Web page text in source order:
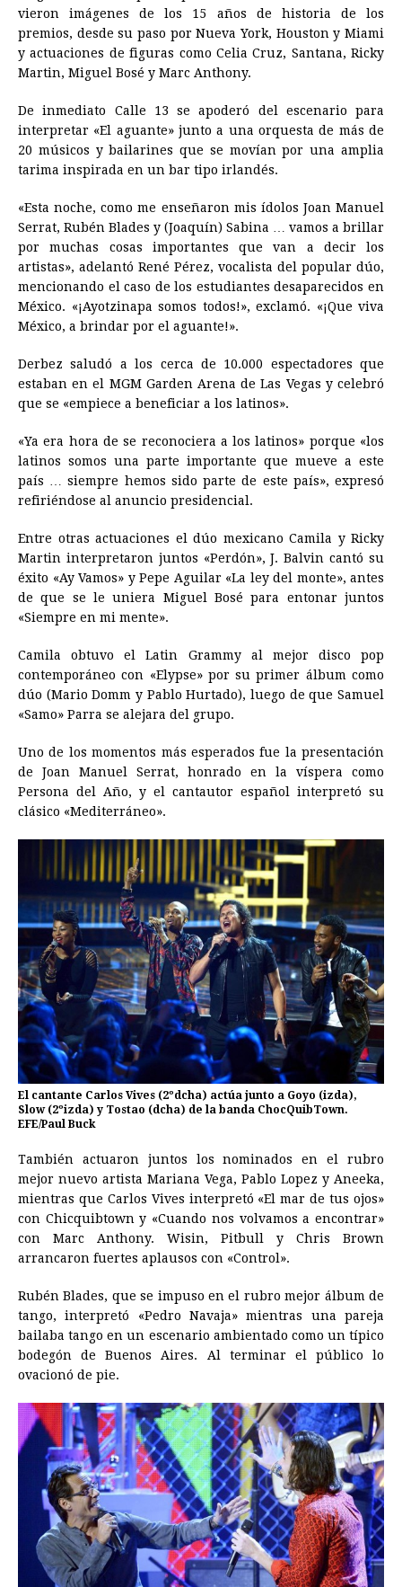
vieron imágenes de los 15 años de historia de los
premios, desde su paso por Nueva York, Houston y Miami
y actuaciones de figuras como Celia Cruz, Santana, Ricky
Martin, Miguel Bosé y Marc Anthony.
De inmediato Calle 13 se apoderó del escenario para
interpretar «El aguante» junto a una orquesta de más de
20 músicos y bailarines que se movían por una amplia
tarima inspirada en un bar tipo irlandés.
«Esta noche, como me enseñaron mis ídolos Joan Manuel
Serrat, Rubén Blades y (Joaquín) Sabina … vamos a brillar
por muchas cosas importantes que van a decir los
artistas», adelantó René Pérez, vocalista del popular dúo,
mencionando el caso de los estudiantes desaparecidos en
México. «¡Ayotzinapa somos todos!», exclamó. «¡Que viva
México, a brindar por el aguante!».
Derbez saludó a los cerca de 10.000 espectadores que
estaban en el MGM Garden Arena de Las Vegas y celebró
que se «empiece a beneficiar a los latinos».
«Ya era hora de se reconociera a los latinos» porque «los
latinos somos una parte importante que mueve a este
país … siempre hemos sido parte de este país», expresó
refiriéndose al anuncio presidencial.
Entre otras actuaciones el dúo mexicano Camila y Ricky
Martin interpretaron juntos «Perdón», J. Balvin cantó su
éxito «Ay Vamos» y Pepe Aguilar «La ley del monte», antes
de que se le uniera Miguel Bosé para entonar juntos
«Siempre en mi mente».
Camila obtuvo el Latin Grammy al mejor disco pop
contemporáneo con «Elypse» por su primer álbum como
dúo (Mario Domm y Pablo Hurtado), luego de que Samuel
«Samo» Parra se alejara del grupo.
Uno de los momentos más esperados fue la presentación
de Joan Manuel Serrat, honrado en la víspera como
Persona del Año, y el cantautor español interpretó su
clásico «Mediterráneo».
El cantante Carlos Vives (2ºdcha) actúa junto a Goyo (izda),
Slow (2ºizda) y Tostao (dcha) de la banda ChocQuibTown.
EFE/Paul Buck
También actuaron juntos los nominados en el rubro
mejor nuevo artista Mariana Vega, Pablo Lopez y Aneeka,
mientras que Carlos Vives interpretó «El mar de tus ojos»
con Chicquibtown y «Cuando nos volvamos a encontrar»
con Marc Anthony. Wisin, Pitbull y Chris Brown
arrancaron fuertes aplausos con «Control».
Rubén Blades, que se impuso en el rubro mejor álbum de
tango, interpretó «Pedro Navaja» mientras una pareja
bailaba tango en un escenario ambientado como un típico
bodegón de Buenos Aires. Al terminar el público lo
ovacionó de pie.